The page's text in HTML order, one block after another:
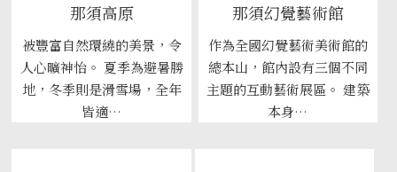
那須高原
被豐富自然環繞的美景，令
人心曠神怡。 夏季為避暑勝
地，冬季則是滑雪場，全年
皆適…
那須幻覺藝術館
作為全國幻覺藝術美術館的
總本山，館內設有三個不同
主題的互動藝術展區。 建築
本身…